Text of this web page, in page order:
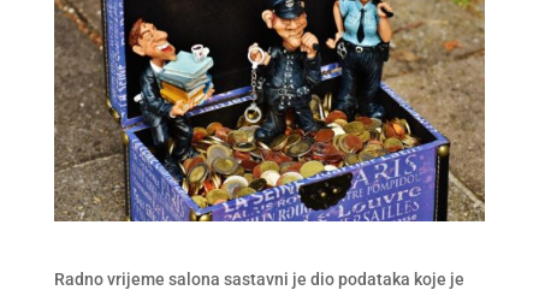
Radno vrijeme salona sastavni je dio podataka koje je